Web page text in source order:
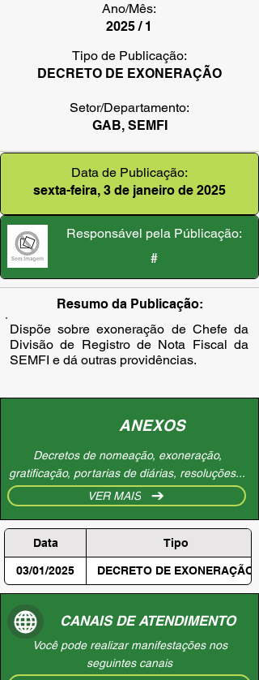
Ano/Mês:
2025 / 1
Tipo de Publicação:
DECRETO DE EXONERAÇÃO
Setor/Departamento:
GAB, SEMFI
Data de Publicação:
sexta-feira, 3 de janeiro de 2025
Responsável pela Públicação:
#
Resumo da Publicação:
Dispõe sobre exoneração de Chefe da
Divisão de Registro de Nota Fiscal da
SEMFI e dá outras providências.
ANEXOS
Decretos de nomeação, exoneração,
gratificação, portarias de diárias, resoluções...
VER MAIS
Data Tipo
03/01/2025 DECRETO DE EXONERAÇÃO
CANAIS DE ATENDIMENTO
Você pode realizar manifestações nos
seguintes canais